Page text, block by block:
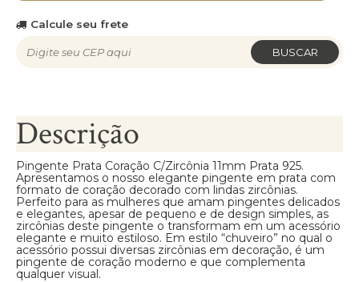
Calcule seu frete
BUSCAR
Descrição
Pingente Prata Coração C/Zircônia 11mm Prata 925.
Apresentamos o nosso elegante pingente em prata com
formato de coração decorado com lindas zircônias.
Perfeito para as mulheres que amam pingentes delicados
e elegantes, apesar de pequeno e de design simples, as
zircônias deste pingente o transformam em um acessório
elegante e muito estiloso. Em estilo “chuveiro” no qual o
acessório possui diversas zircônias em decoração, é um
pingente de coração moderno e que complementa
qualquer visual.